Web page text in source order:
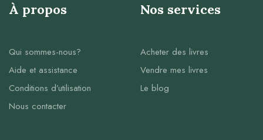
À propos
Qui sommes-nous?
Aide et assistance
Conditions d’utilisation
Nous contacter
Nos services
Acheter des livres
Vendre mes livres
Le blog